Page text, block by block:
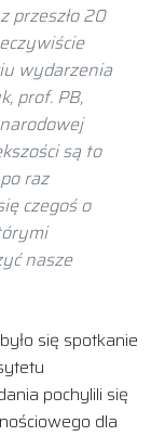
przeszło 20
wydarzenia
prof. PB,
są to
raz
czegoś o
nasze
się spotkanie
pochylili się
dla